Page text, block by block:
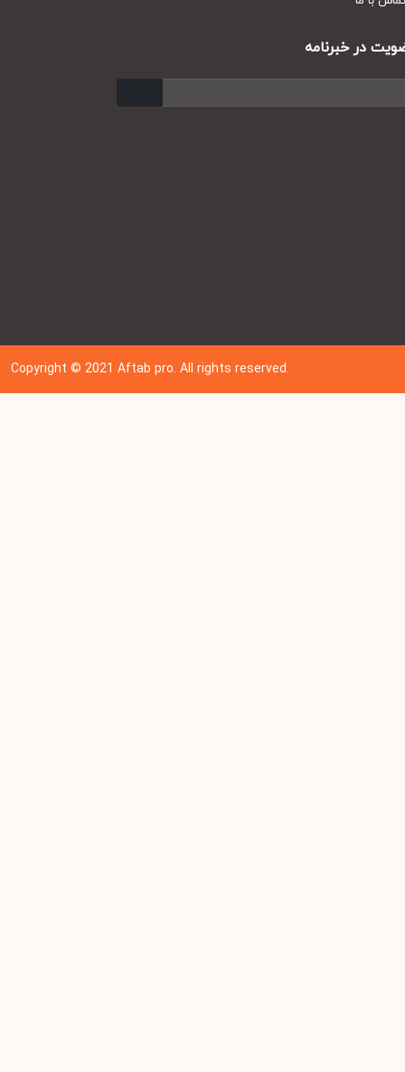
در خبرنامه
Copyright © 202 1Aftab pro. All rights reserved.